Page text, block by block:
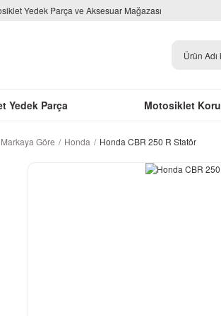
Yedek Parça ve Aksesuar Mağazası
Yedek Parça Motosiklet
Markaya Göre Honda Honda CBR 250 R Statör